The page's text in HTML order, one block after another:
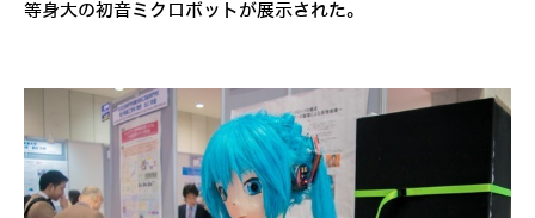
等身大の初音ミクロボットが展示された。